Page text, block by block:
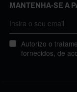
MANTENHA-SE A
Autorizo o
fornecidos, de